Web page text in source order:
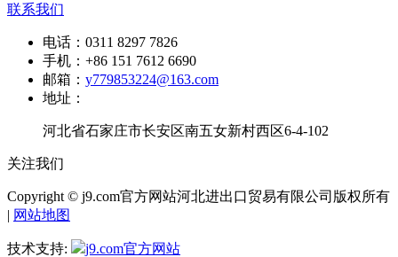
联系我们
电话： 0311 8297 7826
手机： +86 151 7612 6690
邮箱： y779853224@163.com
地址：
河北省石家庄市长安区南五女新村西区6-4-102
关注我们
Copyright © j9.com官方网站河北进出口贸易有限公司版权所有
| 网站地图
技术支持: j9.com官方网站